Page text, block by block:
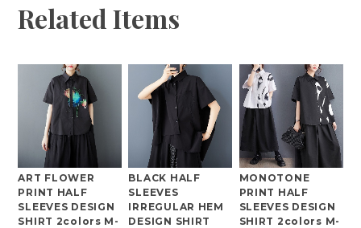
Related Items
ART FLOWER
PRINT HALF
SLEEVES DESIGN
SHIRT 2colors M-
BLACK HALF
SLEEVES
IRREGULAR HEM
DESIGN SHIRT
MONOTONE
PRINT HALF
SLEEVES DESIGN
SHIRT 2colors M-